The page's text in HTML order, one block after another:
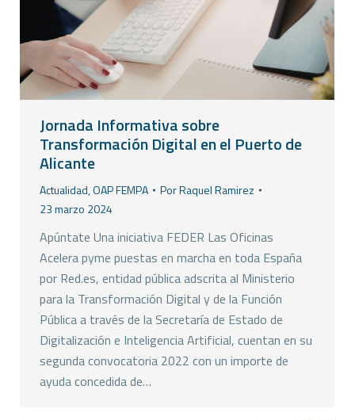
Jornada Informativa sobre
Transformación Digital en el Puerto de
Alicante
Actualidad,OAP FEMPA PorRaquel Ramirez
23 marzo 2024
Apúntate Una iniciativa FEDER Las Oficinas
Acelera pyme puestas en marcha en toda España
por Red.es, entidad pública adscrita al Ministerio
para la Transformación Digital y de la Función
Pública a través de la Secretaría de Estado de
Digitalización e Inteligencia Artificial, cuentan en su
segunda convocatoria 2022 con un importe de
ayuda concedida de…